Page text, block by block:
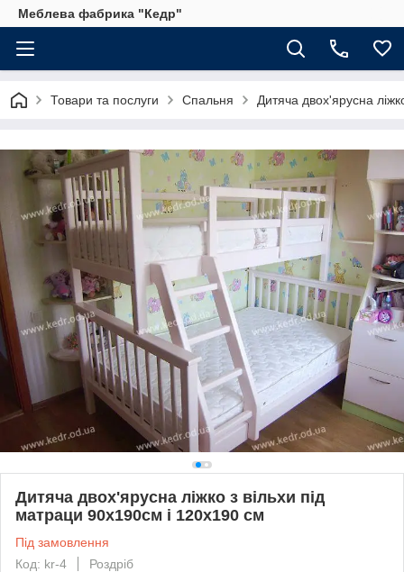
Меблева фабрика "Кедр"
Товари та послуги Спальня Дитяча двох'ярусна
Дитяча двох'ярусна ліжко з вільхи під
матраци 90х190см і 120х190 см
Під замовлення
Код: kr-4
Роздріб